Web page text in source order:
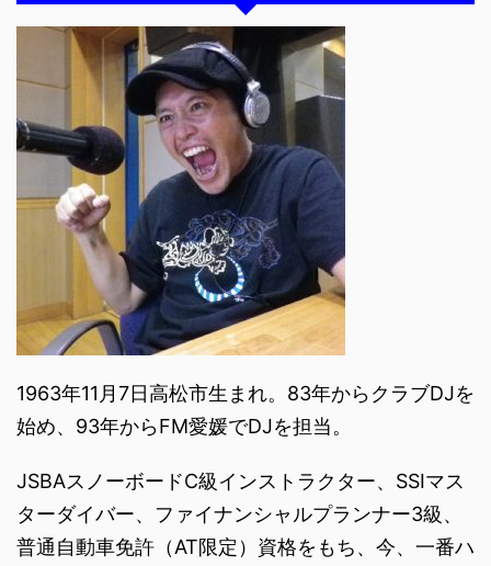
1963年11月7日高松市生まれ。83年からクラブDJを
始め、93年からFM愛媛でDJを担当。
JSBAスノーボードC級インストラクター、SSIマス
ターダイバー、ファイナンシャルプランナー3級、
普通自動車免許（AT限定）資格をもち、今、一番ハ